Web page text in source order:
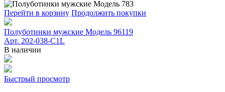
Перейти в корзину Продолжить покупки
Полуботинки мужские Модель 96119
Арт. 202-038-C1L
В наличии
Быстрый просмотр